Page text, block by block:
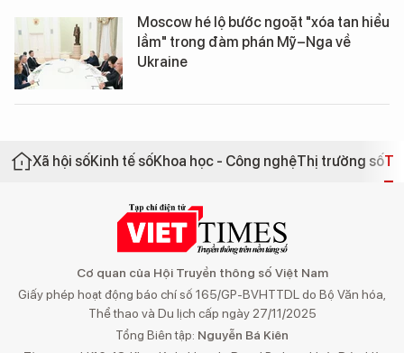
Moscow hé lộ bước ngoặt "xóa tan hiểu
lầm" trong đàm phán Mỹ–Nga về
Ukraine
Xã hội sốKinh tế sốKhoa học - Công nghệThị trường số
Cơ quan của Hội Truyền thông số Việt Nam
Giấy phép hoạt động báo chí số 165/GP-BVHTTDL do Bộ Văn hóa,
Thể thao và Du lịch cấp ngày 27/11/2025
Tổng Biên tập: Nguyễn Bá Kiên